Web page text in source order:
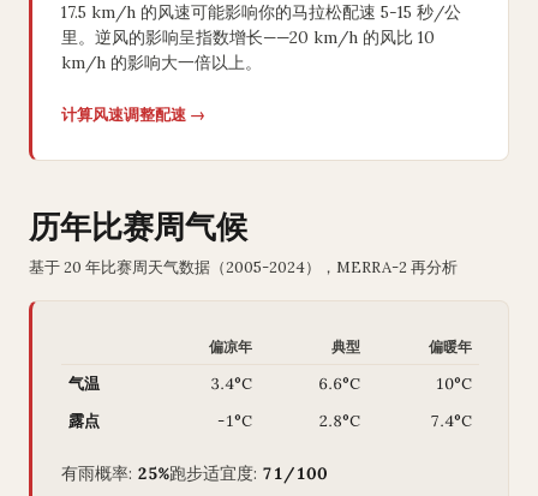
17.5 km/h 的风速可能影响你的马拉松配速 5-15 秒/公
里。逆风的影响呈指数增长——20 km/h 的风比 10
km/h 的影响大一倍以上。
计算风速调整配速 →
历年比赛周气候
基于 20 年比赛周天气数据（2005-2024），MERRA-2 再分析
偏凉年 典型 偏暖年
气温 3.4°C 6.6°C
10°C
露点
-1°C 2.8°C 7.4°C
有雨概率: 25%跑步适宜度: 71/100